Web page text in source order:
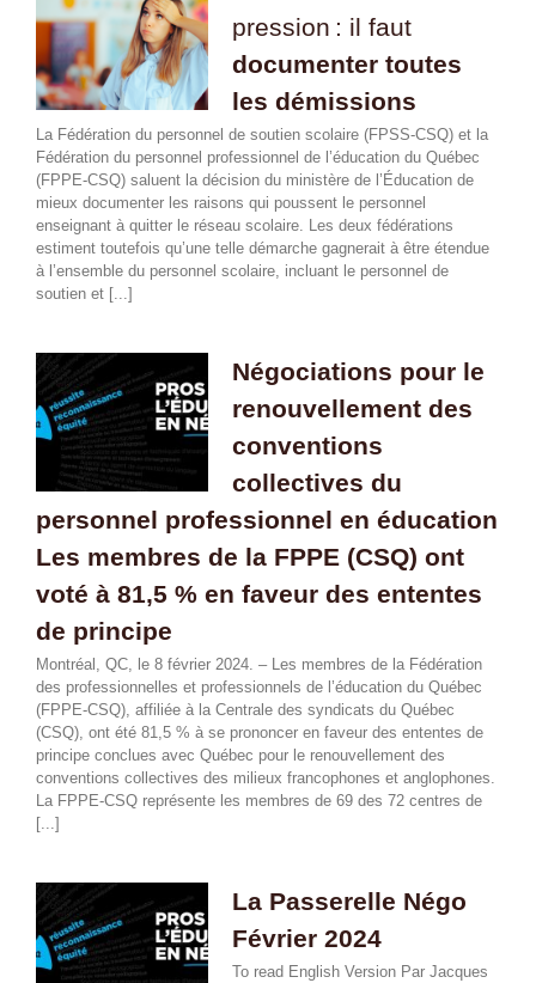
pression : il faut
documenter toutes
les démissions
La Fédération du personnel de soutien scolaire (FPSS-CSQ) et la
Fédération du personnel professionnel de l’éducation du Québec
(FPPE-CSQ) saluent la décision du ministère de l’Éducation de
mieux documenter les raisons qui poussent le personnel
enseignant à quitter le réseau scolaire. Les deux fédérations
estiment toutefois qu’une telle démarche gagnerait à être étendue
à l’ensemble du personnel scolaire, incluant le personnel de
soutien et [...]
Négociations pour le
renouvellement des
conventions
collectives du
personnel professionnel en éducation
Les membres de la FPPE (CSQ) ont
voté à 81,5 % en faveur des ententes
de principe
Montréal, QC, le 8 février 2024. – Les membres de la Fédération
des professionnelles et professionnels de l’éducation du Québec
(FPPE-CSQ), affiliée à la Centrale des syndicats du Québec
(CSQ), ont été 81,5 % à se prononcer en faveur des ententes de
principe conclues avec Québec pour le renouvellement des
conventions collectives des milieux francophones et anglophones.
La FPPE-CSQ représente les membres de 69 des 72 centres de
[...]
La Passerelle Négo
Février 2024
To read English Version Par Jacques